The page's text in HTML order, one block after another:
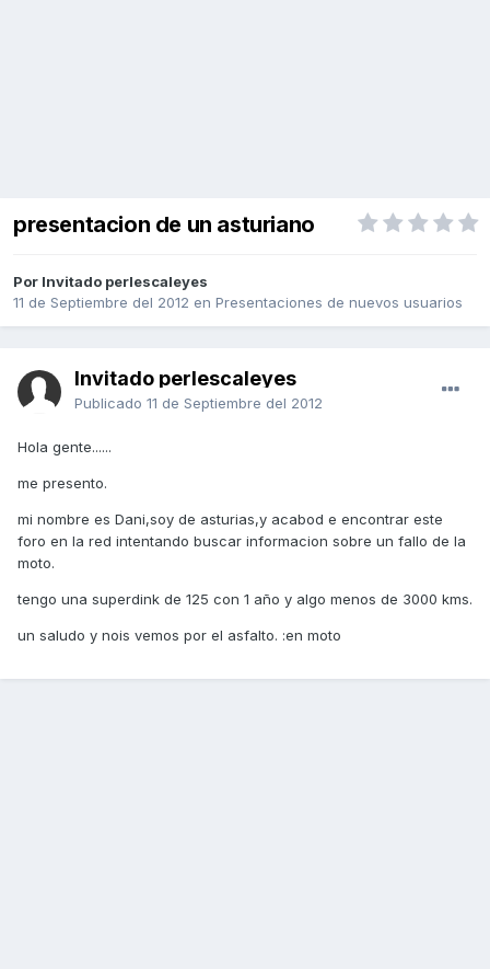
presentacion de un asturiano
Por Invitado perlescaleyes
11 de Septiembre del 2012 en Presentaciones de nuevos usuarios
Invitado perlescaleyes
Publicado 11 de Septiembre del 2012
Hola gente......
me presento.
mi nombre es Dani,soy de asturias,y acabod e encontrar este
foro en la red intentando buscar informacion sobre un fallo de la
moto.
tengo una superdink de 125 con 1 año y algo menos de 3000 kms.
un saludo y nois vemos por el asfalto. :en moto